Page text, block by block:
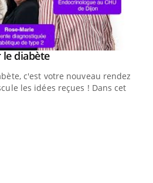
le diabèteYoutube
c'est votre nouveau rendez-
les idées reçues ! Dans cet
sur le bien être global
et de la qualité de vie au
reçoivent Régis Blugeon,